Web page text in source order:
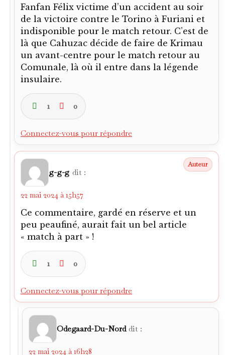
Fanfan Félix victime d’un accident au soir
de la victoire contre le Torino à Furiani et
indisponible pour le match retour. C’est de
là que Cahuzac décide de faire de Krimau
un avant-centre pour le match retour au
Comunale, là où il entre dans la légende
insulaire.
1 0
Connectez-vous pour répondre
g-g-g dit :
22 mai 2024 à 15h57
Ce commentaire, gardé en réserve et un
peu peaufiné, aurait fait un bel article
« match à part » !
1 0
Connectez-vous pour répondre
Odegaard-Du-Nord dit :
22 mai 2024 à 16h28